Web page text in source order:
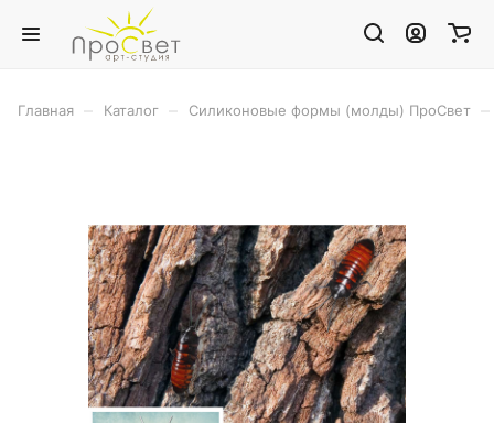
Главная Каталог Силиконовые формы (молды) ПроСвет